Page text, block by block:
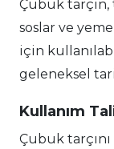
Çubuk tarçın,
soslar ve
için
geleneksel
Kullanım
Çubuk